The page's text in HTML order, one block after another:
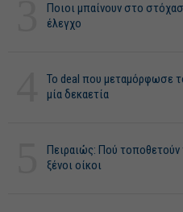
Ποιοι μπαίνουν στο
έλεγχο
Το deal που μεταμόρφωσε
μία δεκαετία
Πειραιώς: Πού
ξένοι οίκοι